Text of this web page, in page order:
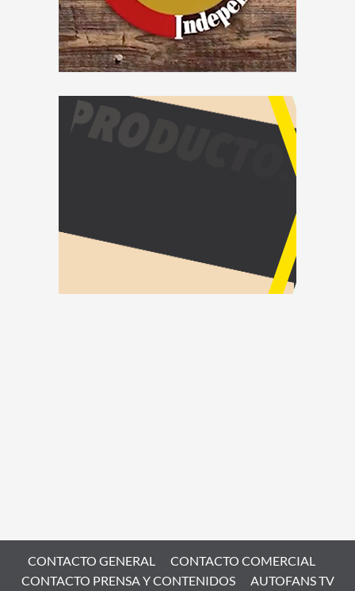
CONTACTO GENERAL
CONTACTO COMERCIAL
CONTACTO PRENSA Y CONTENIDOS
AUTOFANS TV